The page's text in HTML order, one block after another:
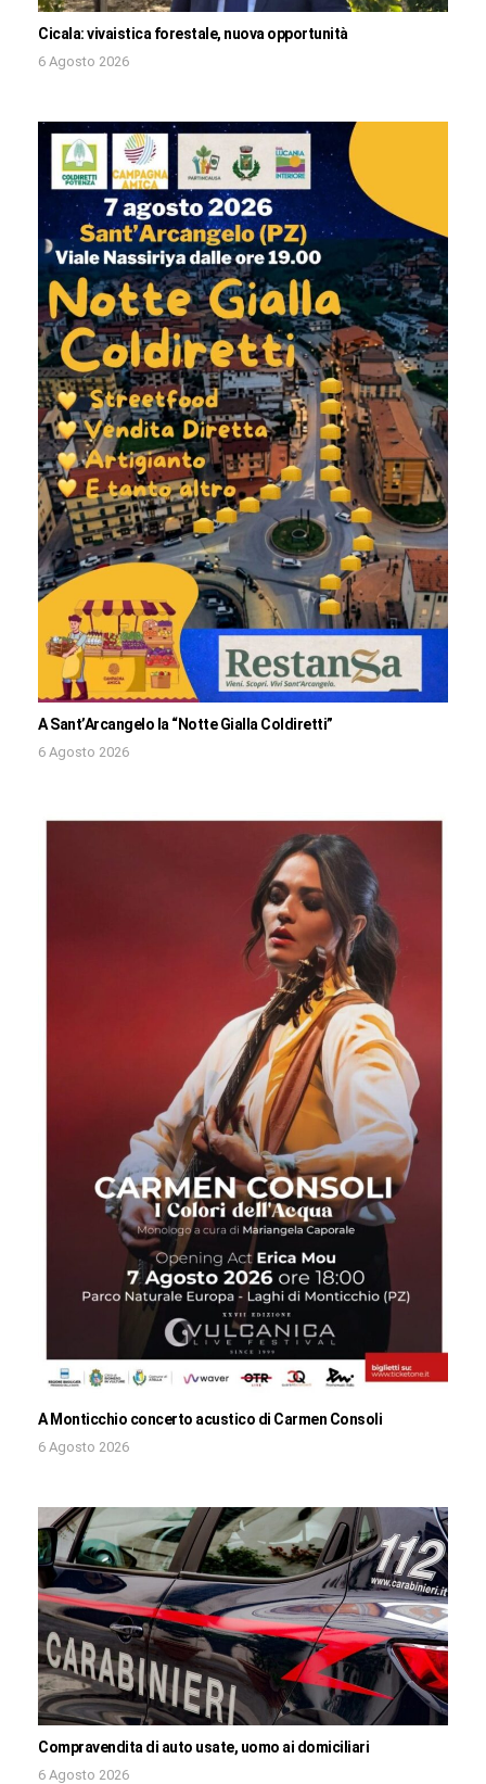
Cicala: vivaistica forestale, nuova opportunità
6 Agosto 2026
A Sant’Arcangelo la “Notte Gialla Coldiretti”
6 Agosto 2026
A Monticchio concerto acustico di Carmen Consoli
6 Agosto 2026
Compravendita di auto usate, uomo ai domiciliari
6 Agosto 2026